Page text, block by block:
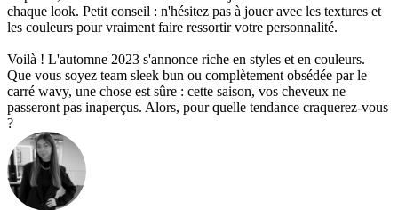
chaque look. Petit conseil : n'hésitez pas à jouer avec les textures et
les couleurs pour vraiment faire ressortir votre personnalité.
Voilà ! L'automne 2023 s'annonce riche en styles et en couleurs.
Que vous soyez team sleek bun ou complètement obsédée par le
carré wavy, une chose est sûre : cette saison, vos cheveux ne
passeront pas inaperçus. Alors, pour quelle tendance craquerez-vous
?